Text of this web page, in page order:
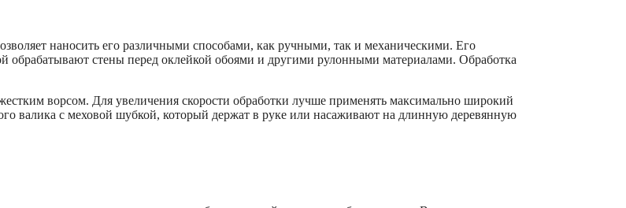
наносить его различными способами, как ручными, так и механическими. Его
обрабатывают стены перед оклейкой обоями и другими рулонными материалами. Обработка
ворсом. Для увеличения скорости обработки лучше применять максимально широкий
валика с меховой шубкой, который держат в руке или насаживают на длинную деревянную